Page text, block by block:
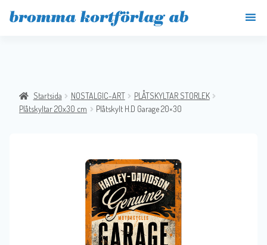
Startsida NOSTALGIC-ART
PLÅTSKYLTAR STORLEK
Plåtskyltar 20x30 cm
Plåtskylt H.D Garage 20×30